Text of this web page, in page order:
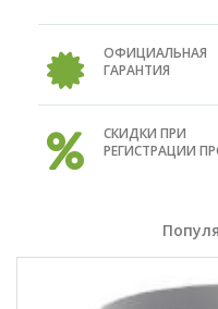
ОФИЦИАЛЬНАЯ
ГАРАНТИЯ
СКИДКИ ПРИ
РЕГИСТРАЦИИ